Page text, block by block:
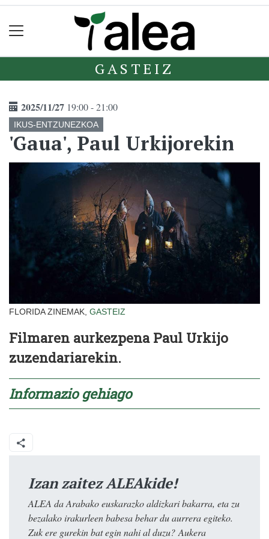
GASTEIZ
2025/11/27 19:00 - 21:00
IKUS-ENTZUNEZKOA
'Gaua', Paul Urkijorekin
FLORIDA ZINEMAK, GASTEIZ
Filmaren aurkezpena Paul Urkijo
zuzendariarekin.
Informazio gehiago
Izan zaitez ALEAkide!
ALEA da Arabako euskarazko aldizkari bakarra, eta zu
bezalako irakurleen babesa behar du aurrera egiteko.
Zuk ere gurekin bat egin nahi al duzu? Aukera